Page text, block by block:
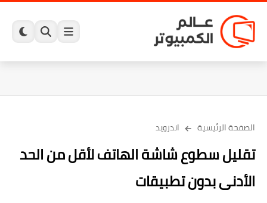
الصفحة الرئيسية اندرويد
تقليل سطوع شاشة الهاتف لأقل من الحد
الأدنى بدون تطبيقات